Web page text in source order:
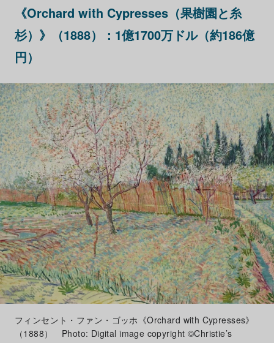
《Orchard with Cypresses（果樹園と糸
杉）》（1888）：1億1700万ドル（約186億
円）
フィンセント・ファン・ゴッホ《Orchard with Cypresses》
（1888） Photo: Digital image copyright ©Christie’s